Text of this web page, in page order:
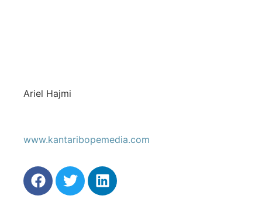
Ariel Hajmi
www.kantaribopemedia.com